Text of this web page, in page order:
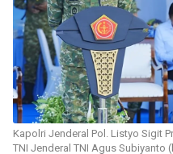
Kapolri Jenderal Pol. Listyo Sigit
TNI Jenderal TNI Agus Subiyanto